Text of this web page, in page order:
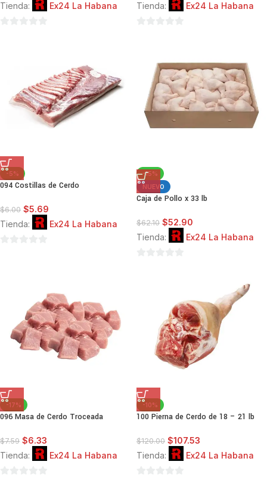
Tienda:
Ex24 La Habana
Tienda:
Ex24 La Habana
-5%
094 Costillas de Cerdo
$6.00 $5.69
Tienda:
Ex24 La Habana
-15%
NUEVO
Caja de Pollo x 33 lb
$62.10 $52.90
Tienda:
Ex24 La Habana
-17%
096 Masa de Cerdo Troceada
$7.59 $6.33
Tienda:
Ex24 La Habana
-10%
100 Pierna de Cerdo de 18 – 21 lb
$120.00 $107.53
Tienda:
Ex24 La Habana